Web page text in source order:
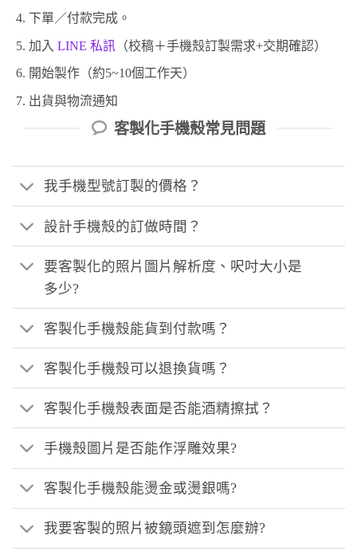
下單／付款完成。
加入 LINE 私訊（校稿＋手機殼訂製需求+交期確認）
開始製作（約5~10個工作天）
出貨與物流通知
客製化手機殼常見問題
我手機型號訂製的價格？
設計手機殼的訂做時間？
要客製化的照片圖片解析度、呎吋大小是
多少?
客製化手機殼能貨到付款嗎？
客製化手機殼可以退換貨嗎？
客製化手機殼表面是否能酒精擦拭？
手機殼圖片是否能作浮雕效果?
客製化手機殼能燙金或燙銀嗎?
我要客製的照片被鏡頭遮到怎麼辦?